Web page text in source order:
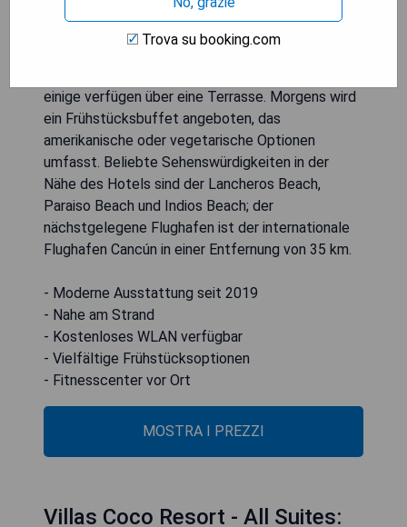
eigenes Bad mit Dusche und kostenlosen
Pflegeprodukten. Jedes Zimmer ist zudem mit
einige verfügen über eine Terrasse. Morgens wird
ein Frühstücksbuffet angeboten, das
amerikanische oder vegetarische Optionen
umfasst. Beliebte Sehenswürdigkeiten in der
Nähe des Hotels sind der Lancheros Beach,
Paraiso Beach und Indios Beach; der
nächstgelegene Flughafen ist der internationale
Flughafen Cancún in einer Entfernung von 35 km.
- Moderne Ausstattung seit 2019
- Nahe am Strand
- Kostenloses WLAN verfügbar
- Vielfältige Frühstücksoptionen
- Fitnesscenter vor Ort
MOSTRA I PREZZI
Villas Coco Resort - All Suites:
Trova su booking.com